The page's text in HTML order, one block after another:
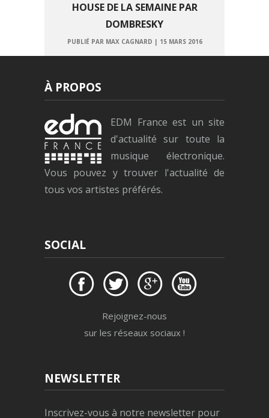
HOUSE DE LA SEMAINE PAR
DOMBRESKY
PUBLIÉ PAR MAX CAGNARD | 15 MARS 2016
À PROPOS
EDM France est un site
d'actualité sur toute la
musique électronique.
Vous pouvez y trouver l'actualité de
tous vos artistes préférés.
SOCIAL
Rejoignez-nous
sur les réseaux sociaux !
NEWSLETTER
Inscrivez-vous à notre newsletter pour